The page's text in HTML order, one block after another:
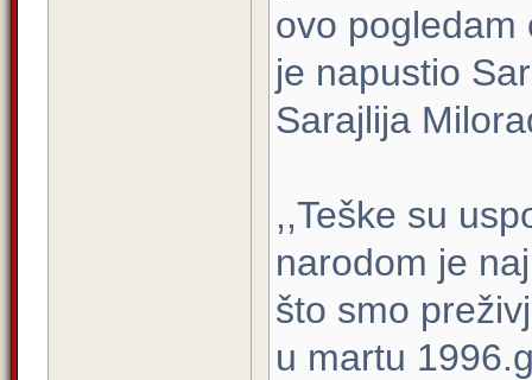
ovo pogledam
je napustio
Sarajlija
,,Teške su
narodom je
što smo
u martu